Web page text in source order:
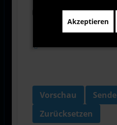
Ich bin damit
meine Daten über dieses
Vorschau
Zurücksetzen
Akzeptieren